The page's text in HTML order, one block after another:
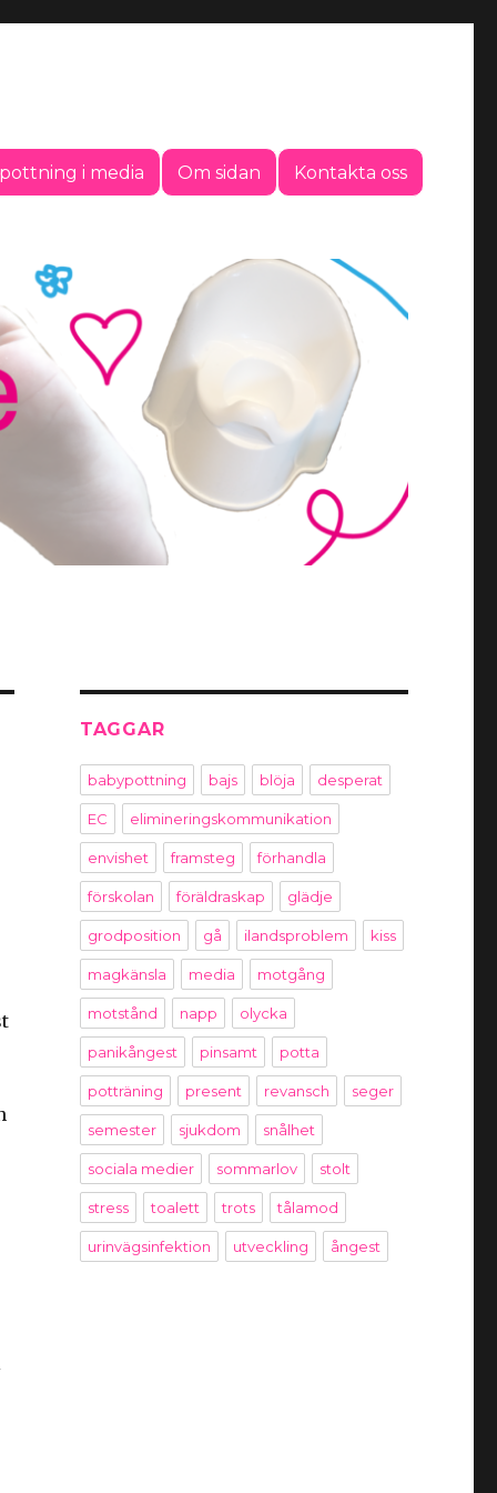
i media Om sidan Kontakta oss
TAGGAR
babypottning bajs blöja desperat
EC elimineringskommunikation
envishet framsteg förhandla
förskolan föräldraskap glädje
grodposition gå ilandsproblem kiss
magkänsla media motgång
motstånd napp olycka
panikångest pinsamt potta
potträning present revansch seger
semester sjukdom snålhet
sociala medier sommarlov stolt
stress toalett trots tålamod
urinvägsinfektion utveckling ångest